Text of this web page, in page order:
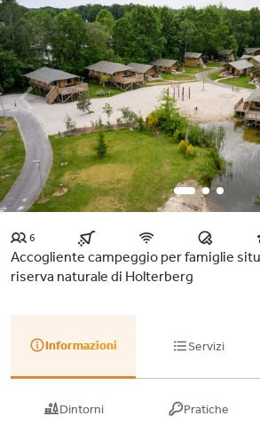
6
Accogliente campeggio per famiglie
riserva naturale di Holterberg
Informazioni Servizi
Dintorni Pratiche